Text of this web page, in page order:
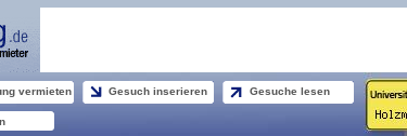
vermieten Gesuch inserieren Gesuche lesen